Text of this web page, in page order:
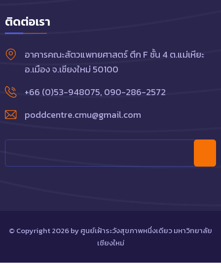
ติดต่อเรา
อาคารคณะสัตวแพทยศาสตร์ ตึก F ชั้น 4 ต.แม่เหียะ
อ.เมือง จ.เชียงใหม่ 50100
+66 (0)53-948075, 090-286-2572
poddcentre.cmu@gmail.com
© Copyright2026byศูนย์เฝ้าระวังสุขภาพหนึ่งเดียว มหาวิทยาลัย
เชียงใหม่